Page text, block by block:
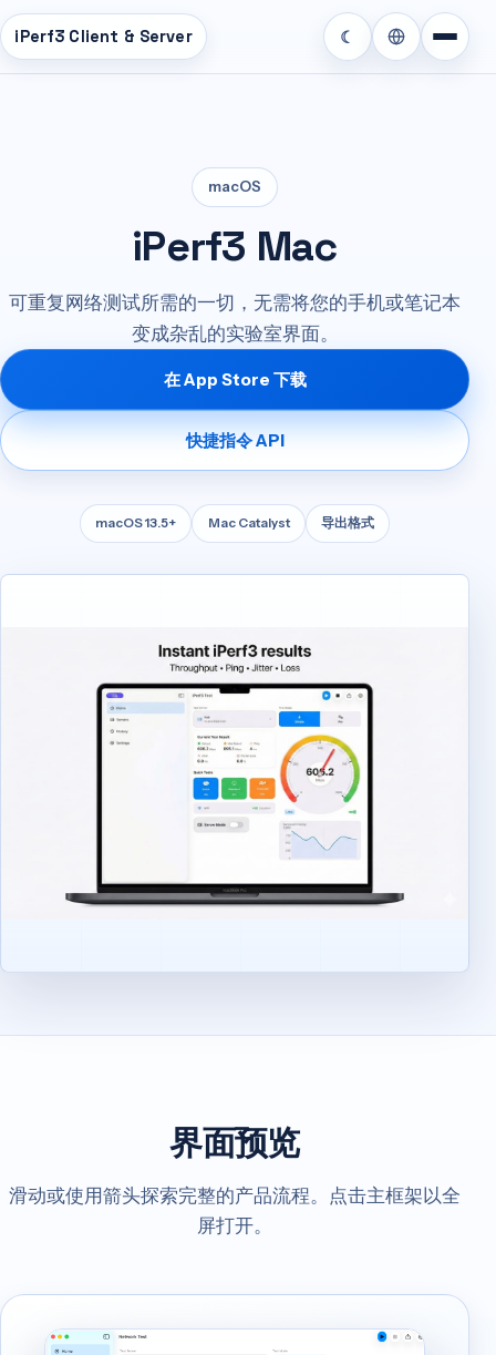
iPerf3 Client & Server ☾
macOS
iPerf3 Mac
可重复网络测试所需的一切，无需将您的手机或笔记本
变成杂乱的实验室界面。
在 App Store 下载
快捷指令 API
macOS 13.5+ Mac Catalyst 导出格式
界面预览
滑动或使用箭头探索完整的产品流程。点击主框架以全
屏打开。